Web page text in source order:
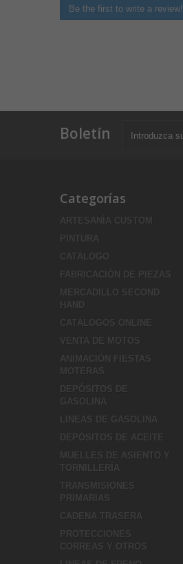
Be the first to write a review!
Boletín
Categorías
ARTESANÍA CUSTOM
PINTURA
CATÁLOGO
FABRICACIÓN DE PIEZAS
MERCADILLO SECOND
HAND
CATÁLOGOS ONLINE
VENTA DE MOTOS
ANIMACIÓN FIESTAS
MOTERAS
DEPÓSITOS DE
GASOLINA
LINEAS DE GASOLINA
DEPÓSITOS DE ACEITE
MUELLES DE ASIENTO Y
TORNILLERÍA
TRANSMISIONES
PRIMARIAS
CADENA TRASERA
PROTECCIONES
CORREAS Y OTROS